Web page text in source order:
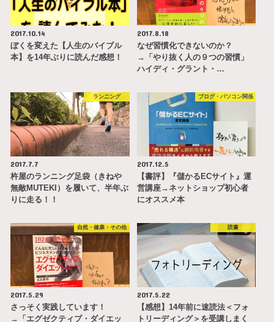
2017.10.14
ぼくを変えた【人生のバイブル
本】を14年ぶりに読んだ感想！
2017.8.18
なぜ習慣化できないのか？
→「やり抜く人の９つの習慣」
ハイディ・グラント・…
ランニング
2017.7.7
杵屋のランニング足袋（きねや
無敵MUTEKI）を履いて、半年ぶ
りに走る！！
ブログ・パソコン関係
2017.12.5
【書評】『儲かるECサイト』運
営講座→ネットショップ初心者
にオススメ本
自然・健康・その他
2017.5.29
さっそく実践しています！
→「エグゼクティブ・ダイエッ
読書
2017.5.22
【感想】14年前に速読法＜フォ
トリーディング＞を受講しまく